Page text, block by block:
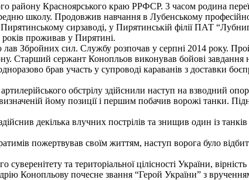
району Красноярського краю РРФСР. 3 часом родина
школу. Продовжив навчання в Лубенському
сирзаводі, у Пирятинській філії ПАТ
років проживав у Пирятині.
лав Збройних сил. Службу розпочав у серпні 2014 року.
Старший сержант Конопльов виконував бойові
брав участь у супроводі караванів з доставки
обстрілу здійснили наступ на взводний
йому позиції і першим побачив ворожі танки.
декілька влучних пострілів та знищив один із
пожертвував своїм життям, наступ ворога було
суверенітету та територіальної цілісності України,
Конопльову почесне звання “Герой України” з